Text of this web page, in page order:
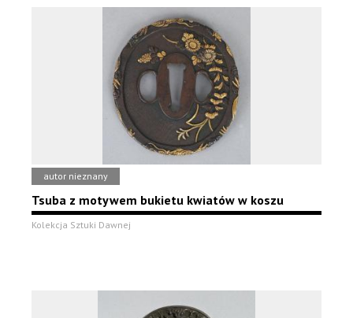
autor nieznany
Tsuba z motywem bukietu kwiatów w koszu
Kolekcja Sztuki Dawnej